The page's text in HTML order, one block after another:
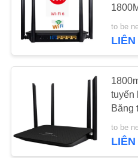
to be
LIÊN
tuyến
Băng
to be
LIÊN